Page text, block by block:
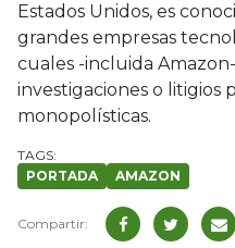
Estados Unidos, es
grandes empresas
cuales -incluida
investigaciones o litigios
monopolísticas.
PORTADA AMAZON